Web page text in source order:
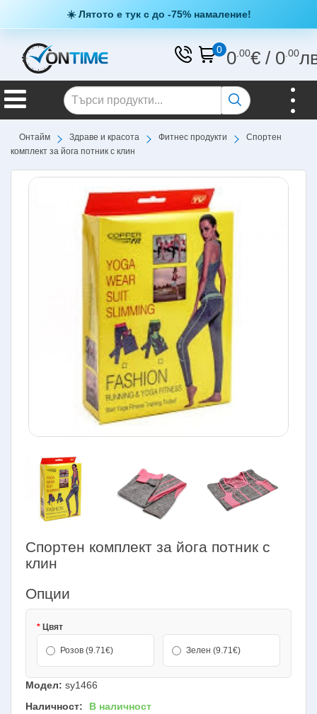
☀️ Лятото е тук с до -75% намаление!
0 0.00€/ 0.00
Онтайм Здраве и красота Фитнес продукти
Спортен
комплект за йога потник с клин
Спортен комплект за йога потник с
клин
Опции
Цвят
Розов (9.71€) Зелен (9.71€)
Модел: sy1466
Наличност:
В наличност